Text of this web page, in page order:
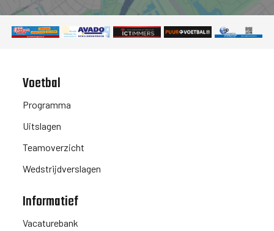
Voetbal
Programma
Uitslagen
Teamoverzicht
Wedstrijdverslagen
Informatief
Vacaturebank